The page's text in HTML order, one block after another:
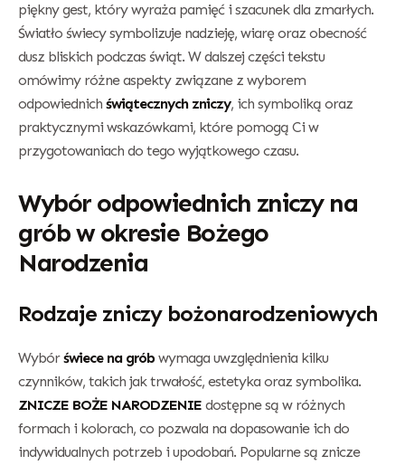
piękny gest, który wyraża pamięć i szacunek dla zmarłych.
Światło świecy symbolizuje nadzieję, wiarę oraz obecność
dusz bliskich podczas świąt. W dalszej części tekstu
omówimy różne aspekty związane z wyborem
odpowiednich świątecznych zniczy, ich symboliką oraz
praktycznymi wskazówkami, które pomogą Ci w
przygotowaniach do tego wyjątkowego czasu.
Wybór odpowiednich zniczy na
grób w okresie Bożego
Narodzenia
Rodzaje zniczy bożonarodzeniowych
Wybórświece na grób wymaga uwzględnienia kilku
czynników, takich jak trwałość, estetyka oraz symbolika.
ZNICZE BOŻE NARODZENIE dostępne są w różnych
formach i kolorach, co pozwala na dopasowanie ich do
indywidualnych potrzeb i upodobań. Popularne są znicze